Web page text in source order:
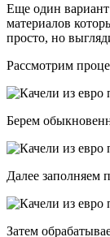
Еще один
материалов
просто, но
Рассмотрим
Берем
Далее заполняем
Затем